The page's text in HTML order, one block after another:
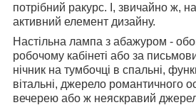
потрібний ракурс. І, звичайно ж,
активний елемент дизайну.
Настільна лампа з абажуром -
робочому кабінеті або за
нічник на тумбочці в спальні,
вітальні, джерело романтичного
вечерею або ж неяскравий